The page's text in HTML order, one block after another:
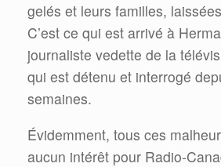
gelés et leurs familles,
C’est ce qui est arrivé à
journaliste vedette de la
qui est détenu et interrogé
semaines.
Évidemment, tous ces
aucun intérêt pour Radio-